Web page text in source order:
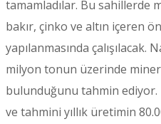
tamamladılar. Bu sahillerde
bakır, çinko ve altın içeren
yapılanmasında
milyon tonun üzerinde
bulunduğunu tahmin ediyor.
ve tahmini yıllık üretimin